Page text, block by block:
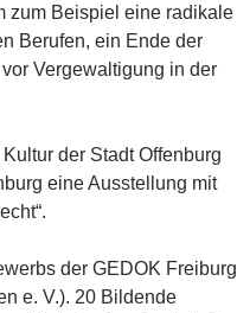
zum Beispiel eine radikale
Berufen, ein Ende der
Vergewaltigung in der
der Stadt Offenburg
eine Ausstellung mit
der GEDOK Freiburg
e. V.). 20 Bildende